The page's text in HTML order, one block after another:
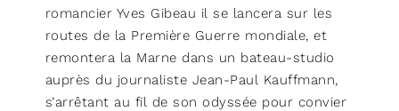
romancier Yves Gibeau il se lancera sur les
routes de la Première Guerre mondiale, et
remontera la Marne dans un bateau-studio
auprès du journaliste Jean-Paul Kauffmann,
s’arrêtant au fil de son odyssée pour convier